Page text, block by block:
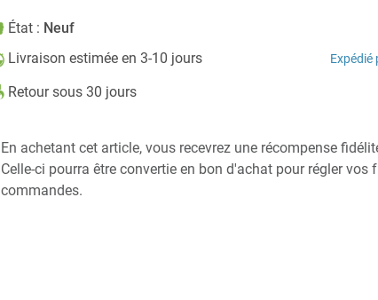
État : Neuf
Livraison estimée en 3-10 jours
Expédié
Retour sous 30 jours
En achetant cet article, vous recevrez une récompense
Celle-ci pourra être convertie en bon d'achat pour régler vos
commandes.